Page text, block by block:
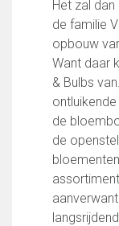
Walking Football
Uitslagen
Programma
Onze opleiding
Jeugdopleiding
Profiel
Opleidingsteams
Beleidsplan Jeugd
Keepersopleiding
Partnerclub van
Het zal
de familie
opbouw
Want daar
& Bulbs
de
de